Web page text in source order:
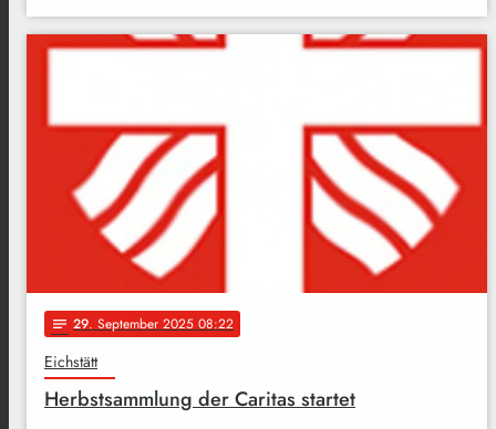
notes 29. September 2025 08:22
Eichstätt
Herbstsammlung der Caritas startet